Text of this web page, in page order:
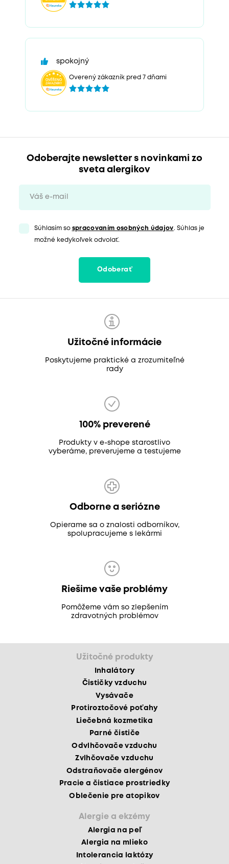
spokojný
Overený zákazník pred 7 dňami
Odoberajte newsletter s novinkami zo
sveta alergikov
Súhlasím so spracovaním osobných údajov. Súhlas je
možné kedykoľvek odvolať.
Odoberať
Užitočné informácie
Poskytujeme praktické a zrozumiteľné
rady
100% preverené
Produkty v e-shope starostlivo
vyberáme, preverujeme a testujeme
Odborne a seriózne
Opierame sa o znalosti odborníkov,
spolupracujeme s lekármi
Riešime vaše problémy
Pomôžeme vám so zlepšením
zdravotných problémov
Užitočné produkty
Inhalátory
Čističky vzduchu
Vysávače
Protiroztočové poťahy
Liečebná kozmetika
Parné čističe
Odvlhčovače vzduchu
Zvlhčovače vzduchu
Odstraňovače alergénov
Pracie a čistiace prostriedky
Oblečenie pre atopikov
Alergie a ekzémy
Alergia na peľ
Alergia na mlieko
Intolerancia laktózy